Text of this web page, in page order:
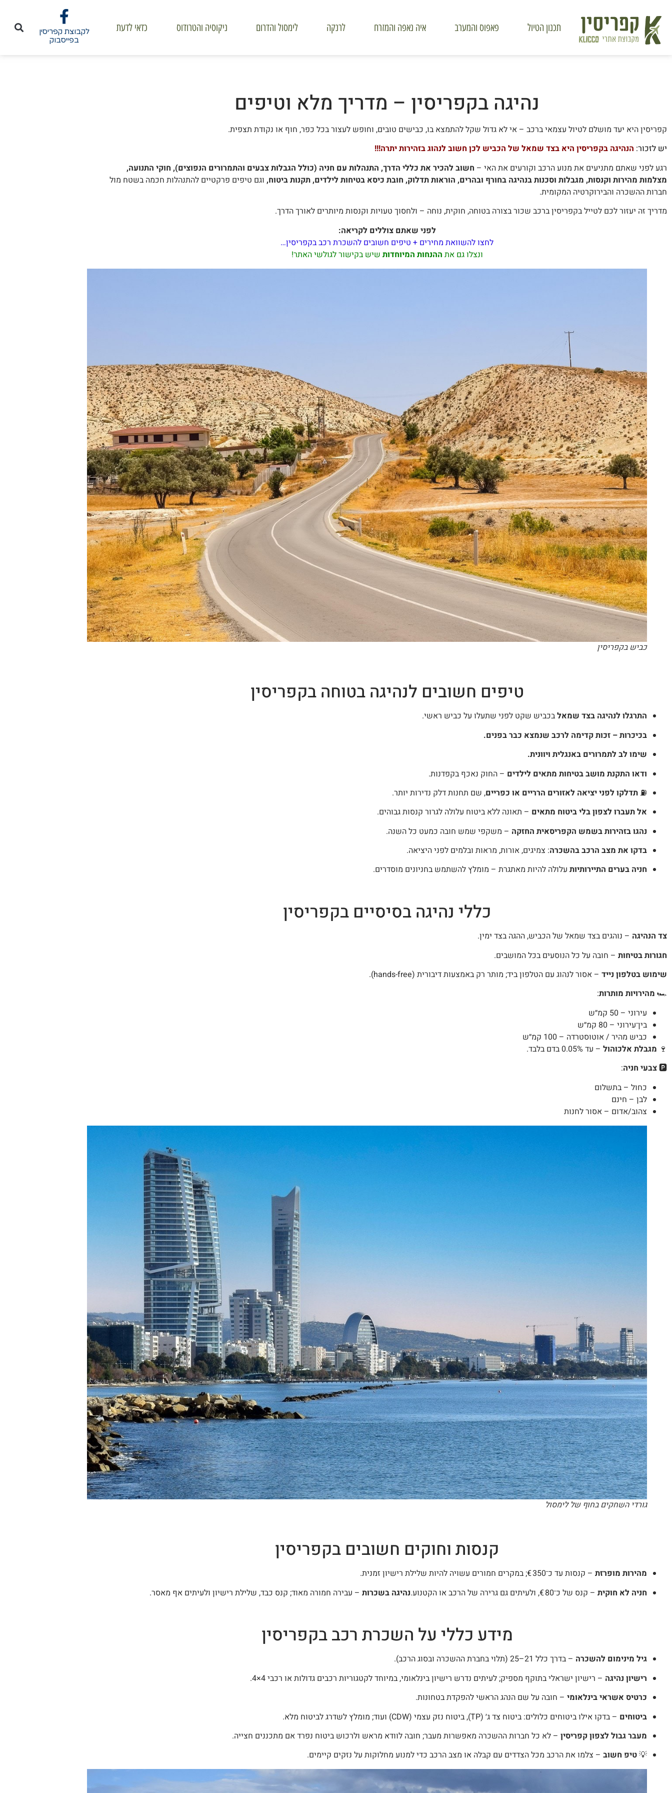
תכנון הטיול פאפוס והמערב איה נאפה והמזרח לרנקה לימסול והדרום ניקוסיה והטרודוס כדאי לדעת
לקבוצת קפריסין
בפייסבוק
נהיגה בקפריסין – מדריך מלא וטיפים
קפריסין היא יעד מושלם לטיול עצמאי ברכב – אי לא גדול שקל להתמצא בו, כבישים טובים, וחופש לעצור בכל כפר, חוף או נקודת תצפית.
יש לזכור: הנהיגה בקפריסין היא בצד שמאל של הכביש לכן חשוב לנהוג בזהירות יתרה!!!
רגע לפני שאתם מתניעים את מנוע הרכב וקורעים את האי – חשוב להכיר את כללי הדרך, התנהלות עם חניה (כולל הגבלות צבעים והתמרורים הנפוצים), חוקי התנועה,
מצלמות מהירות וקנסות, מגבלות וסכנות בנהיגה בחורף ובהרים, הוראות תדלוק, חובת כיסא בטיחות לילדים, תקנות ביטוח, וגם טיפים פרקטיים להתנהלות חכמה בשטח מול
חברות ההשכרה והבירוקרטיה המקומית.
מדריך זה יעזור לכם לטייל בקפריסין ברכב שכור בצורה בטוחה, חוקית, נוחה – ולחסוך טעויות וקנסות מיותרים לאורך הדרך.
לפני שאתם צוללים לקריאה:
לחצו להשוואת מחירים + טיפים חשובים להשכרת רכב בקפריסין…
ונצלו גם את ההנחות המיוחדות שיש בקישור לגולשי האתר!
כביש בקפריסין
טיפים חשובים לנהיגה בטוחה בקפריסין
התרגלו לנהיגה בצד שמאלבכביש שקט לפני שתעלו על כביש ראשי.
בכיכרות – זכות קדימה לרכב שנמצא כבר בפנים.
שימו לב לתמרורים באנגלית ויוונית.
ודאו התקנת מושב בטיחות מתאים לילדים – החוק נאכף בקפדנות.
⛽תדלקו לפני יציאה לאזורים הרריים או כפריים, שם תחנות דלק נדירות יותר.
אל תעברו לצפון בלי ביטוח מתאים – תאונה ללא ביטוח עלולה לגרור קנסות גבוהים.
נהגו בזהירות בשמש הקפריסאית החזקה – משקפי שמש חובה כמעט כל השנה.
בדקו את מצב הרכב בהשכרה: צמיגים, אורות, מראות ובלמים לפני היציאה.
חניה בערים התיירותיות עלולה להיות מאתגרת – מומלץ להשתמש בחניונים מוסדרים.
כללי נהיגה בסיסיים בקפריסין
צד הנהיגה – נוהגים בצד שמאל של הכביש, ההגה בצד ימין.
חגורות בטיחות – חובה על כל הנוסעים בכל המושבים.
שימוש בטלפון נייד – אסור לנהוג עם הטלפון ביד; מותר רק באמצעות דיבורית (hands-free).
🏎️ מהירויות מותרות:
עירוני – 50 קמ״ש
בין־עירוני – 80 קמ״ש
כביש מהיר / אוטוסטרדה – 100 קמ״ש
🍷 מגבלת אלכוהול – עד 0.05% בדם בלבד.
🅿️צבעי חניה:
כחול – בתשלום
לבן – חינם
צהוב/אדום – אסור לחנות
גורדי השחקים בחוף של לימסול
קנסות וחוקים חשובים בקפריסין
מהירות מופרזת – קנסות עד כ־350 €; במקרים חמורים עשויה להיות שלילת רישיון זמנית.
חניה לא חוקית – קנס של כ־80 €, ולעיתים גם גרירה של הרכב או הקטנוע. נהיגה בשכרות – עבירה חמורה מאוד; קנס כבד, שלילת רישיון ולעיתים אף מאסר.
מידע כללי על השכרת רכב בקפריסין
גיל מינימום להשכרה – בדרך כלל 21–25 (תלוי בחברת ההשכרה ובסוג הרכב).
רישיון נהיגה – רישיון ישראלי בתוקף מספיק; לעיתים נדרש רישיון בינלאומי, במיוחד לקטגוריות רכבים גדולות או רכבי 4×4.
כרטיס אשראי בינלאומי – חובה על שם הנהג הראשי להפקדת בטחונות.
ביטוחים – בדקו אילו ביטוחים כלולים: ביטוח צד ג׳ (TP), ביטוח נזק עצמי (CDW) ועוד; מומלץ לשדרג לביטוח מלא.
מעבר גבול לצפון קפריסין – לא כל חברות ההשכרה מאפשרות מעבר; חובה לוודא מראש ולרכוש ביטוח נפרד אם מתכננים חצייה.
💡טיפ חשוב – צלמו את הרכב מכל הצדדים עם קבלה או מצב הרכב כדי למנוע מחלוקות על נזקים קיימים.